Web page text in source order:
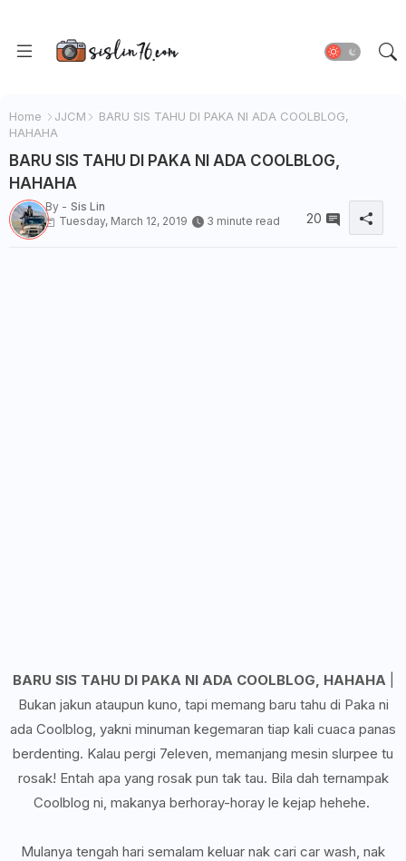
Home JJCM
BARU SIS TAHU DI PAKA NI ADA COOLBLOG,
HAHAHA
BARU SIS TAHU DI PAKA NI ADA COOLBLOG,
HAHAHA
By - Sis Lin
Tuesday, March 12, 2019
3 minute read 20
BARU SIS TAHU DI PAKA NI ADA COOLBLOG, HAHAHA|
Bukan jakun ataupun kuno, tapi memang baru tahu di Paka ni
ada Coolblog, yakni minuman kegemaran tiap kali cuaca panas
berdenting. Kalau pergi 7eleven, memanjang mesin slurpee tu
rosak! Entah apa yang rosak pun tak tau. Bila dah ternampak
Coolblog ni, makanya berhoray-horay le kejap hehehe.
Mulanya tengah hari semalam keluar nak cari car wash, nak